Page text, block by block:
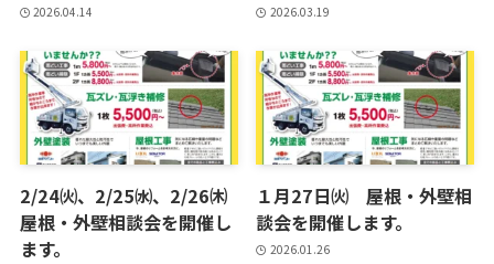
2026.04.14 2026.03.19
2/24㈫、2/25㈬、2/26㈭
屋根・外壁相談会を開催し
ます。
１月27日㈫ 屋根・外壁相
談会を開催します。
2026.01.26